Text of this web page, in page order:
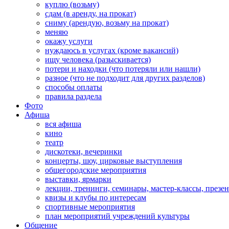
куплю (возьму)
сдам (в аренду, на прокат)
сниму (арендую, возьму на прокат)
меняю
окажу услуги
нуждаюсь в услугах (кроме вакансий)
ищу человека (разыскивается)
потери и находки (что потеряли или нашли)
разное (что не подходит для других разделов)
способы оплаты
правила раздела
Фото
Афиша
вся афиша
кино
театр
дискотеки, вечеринки
концерты, шоу, цирковые выступления
общегородские мероприятия
выставки, ярмарки
лекции, тренинги, семинары, мастер-классы,
квизы и клубы по интересам
спортивные мероприятия
план мероприятий учреждений культуры
Общение